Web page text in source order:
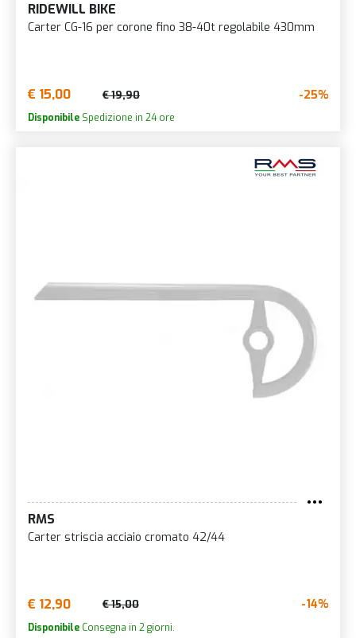
RIDEWILL BIKE
Carter CG-16 per corone fino 38-40t regolabile 430mm
€ 15,00 € 19,90 -25%
Disponibile Spedizione in 24 ore
RMS
Carter striscia acciaio cromato 42/44
€ 12,90 € 15,00 -14%
Disponibile Consegna in 2 giorni.